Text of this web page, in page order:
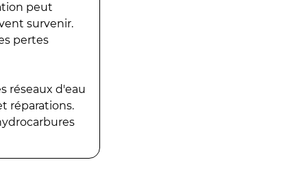
peut
survenir.
pertes
réseaux d'eau
réparations.